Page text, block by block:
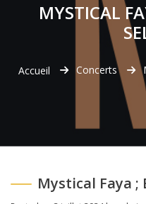
MYSTICAL
Accueil Concerts
Mystical Faya ;